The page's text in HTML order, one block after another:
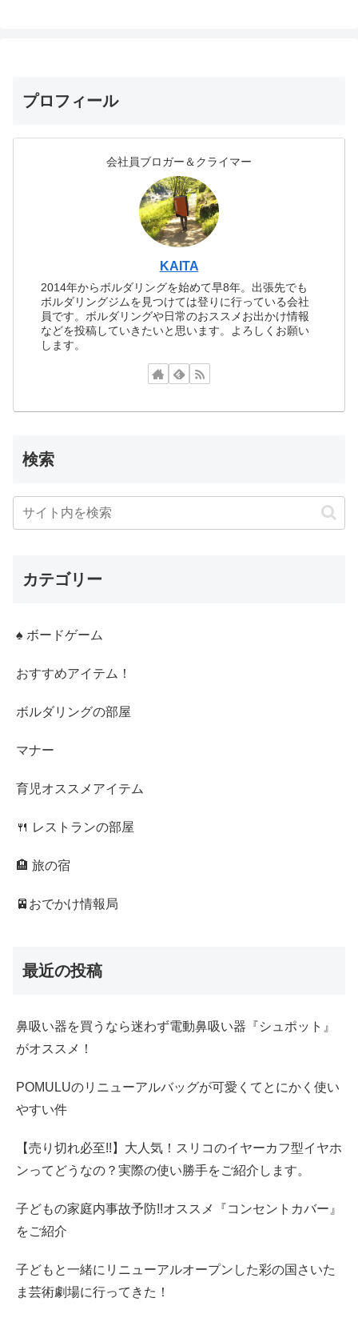
プロフィール
会社員ブロガー＆クライマー
KAITA
2014年からボルダリングを始めて早8年。出張先でも
ボルダリングジムを見つけては登りに行っている会社
員です。ボルダリングや日常のおススメお出かけ情報
などを投稿していきたいと思います。よろしくお願い
します。
検索
カテゴリー
♠ ボードゲーム
おすすめアイテム！
ボルダリングの部屋
マナー
育児オススメアイテム
🍴 レストランの部屋
🏨 旅の宿
🚈おでかけ情報局
最近の投稿
鼻吸い器を買うなら迷わず電動鼻吸い器『シュポット』
がオススメ！
POMULUのリニューアルバッグが可愛くてとにかく使い
やすい件
【売り切れ必至!!】大人気！スリコのイヤーカフ型イヤホ
ンってどうなの？実際の使い勝手をご紹介します。
子どもの家庭内事故予防!!オススメ『コンセントカバー』
をご紹介
子どもと一緒にリニューアルオープンした彩の国さいた
ま芸術劇場に行ってきた！